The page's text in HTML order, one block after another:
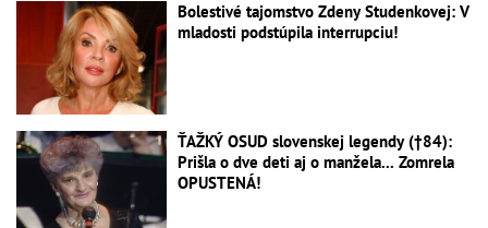
Bolestivé tajomstvo Zdeny Studenkovej: V
mladosti podstúpila interrupciu!
ŤAŽKÝ OSUD slovenskej legendy (†84):
Prišla o dve deti aj o manžela... Zomrela
OPUSTENÁ!